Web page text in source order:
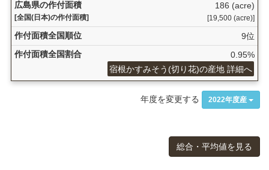
広島県の作付面積
[全国(日本)の作付面積]
186 (acre)
[19,500 (acre)]
作付面積全国順位
9位
作付面積全国割合
0.95%
宿根かすみそう(切り花)の産地 詳細へ
年度を変更する 2022年度産
総合・平均値を見る